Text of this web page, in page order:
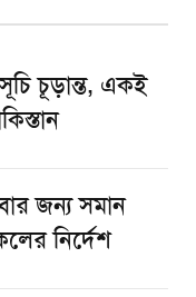
চূড়ান্ত, একই
জন্য সমান
নির্দেশ